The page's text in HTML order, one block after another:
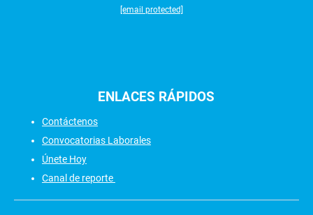
[email protected]
ENLACES RÁPIDOS
Contáctenos
Convocatorias Laborales
Únete Hoy
Canal de reporte